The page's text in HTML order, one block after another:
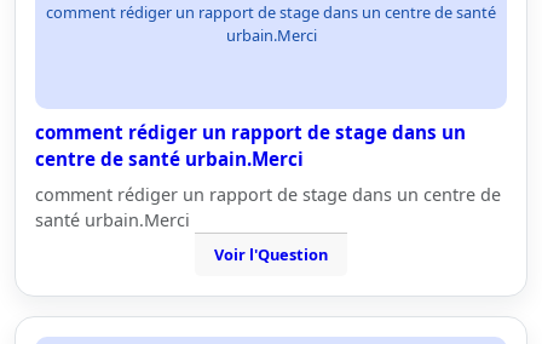
comment rédiger un rapport de stage dans un centre de santé
urbain.Merci
comment rédiger un rapport de stage dans un
centre de santé urbain.Merci
comment rédiger un rapport de stage dans un centre de
santé urbain.Merci
Voir l'Question